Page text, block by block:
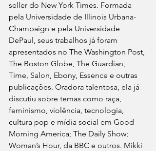
seller do New York Times. Formada
pela Universidade de Illinois Urbana-
Champaign e pela Universidade
DePaul, seus trabalhos já foram
apresentados no The Washington Post,
The Boston Globe, The Guardian,
Time, Salon, Ebony, Essence e outras
publicações. Oradora talentosa, ela já
discutiu sobre temas como raça,
feminismo, violência, tecnologia,
cultura pop e mídia social em Good
Morning America; The Daily Show;
Woman’s Hour, da BBC e outros. Mikki